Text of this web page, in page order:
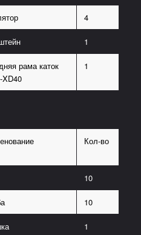
4
1
рама каток
XD40
1
Кол-во
10
10
1